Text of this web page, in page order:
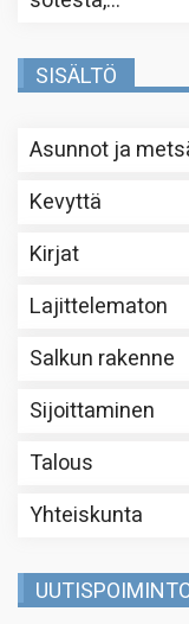
SISÄLTÖ
Asunnot ja
Kevyttä
Kirjat
Lajittelematon
Salkun rakenne
Sijoittaminen
Talous
Yhteiskunta